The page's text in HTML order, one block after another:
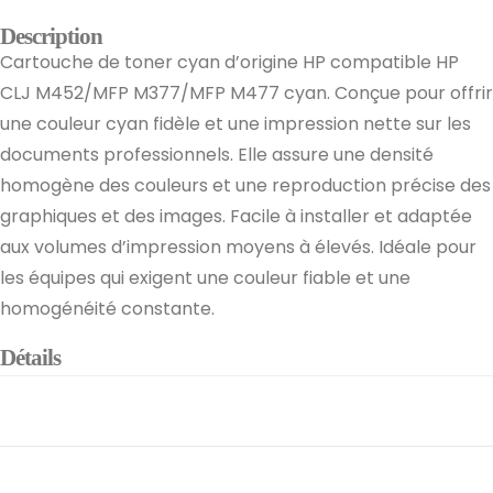
Description
Cartouche de toner cyan d’origine HP compatible HP
CLJ M452/MFP M377/MFP M477 cyan. Conçue pour offrir
une couleur cyan fidèle et une impression nette sur les
documents professionnels. Elle assure une densité
homogène des couleurs et une reproduction précise des
graphiques et des images. Facile à installer et adaptée
aux volumes d’impression moyens à élevés. Idéale pour
les équipes qui exigent une couleur fiable et une
homogénéité constante.
Détails